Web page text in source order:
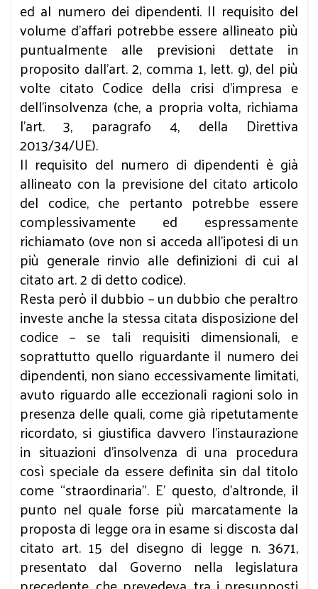
ed al numero dei dipendenti. Il requisito del
volume d’affari potrebbe essere allineato più
puntualmente alle previsioni dettate in
proposito dall’art. 2, comma 1, lett. g), del più
volte citato Codice della crisi d’impresa e
dell’insolvenza (che, a propria volta, richiama
l’art. 3, paragrafo 4, della Direttiva
2013/34/UE).
Il requisito del numero di dipendenti è già
allineato con la previsione del citato articolo
del codice, che pertanto potrebbe essere
complessivamente ed espressamente
richiamato (ove non si acceda all’ipotesi di un
più generale rinvio alle definizioni di cui al
citato art. 2 di detto codice).
Resta però il dubbio – un dubbio che peraltro
investe anche la stessa citata disposizione del
codice – se tali requisiti dimensionali, e
soprattutto quello riguardante il numero dei
dipendenti, non siano eccessivamente limitati,
avuto riguardo alle eccezionali ragioni solo in
presenza delle quali, come già ripetutamente
ricordato, si giustifica davvero l’instaurazione
in situazioni d’insolvenza di una procedura
così speciale da essere definita sin dal titolo
come “straordinaria”. E’ questo, d’altronde, il
punto nel quale forse più marcatamente la
proposta di legge ora in esame si discosta dal
citato art. 15 del disegno di legge n. 3671,
presentato dal Governo nella legislatura